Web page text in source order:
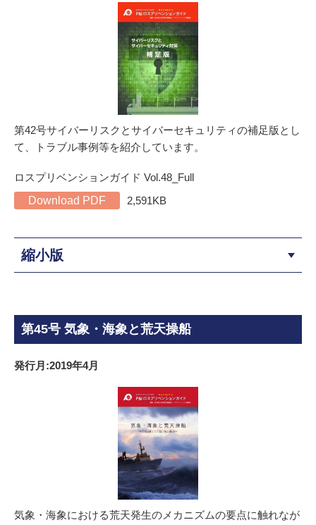
第42号サイバーリスクとサイバーセキュリティの補足版とし
て、トラブル事例等を紹介しています。
ロスプリベンションガイド Vol.48_Full
Download PDF
2,591KB
縮小版
第45号 気象・海象と荒天操船
発行月:2019年4月
気象・海象における荒天発生のメカニズムの要点に触れなが